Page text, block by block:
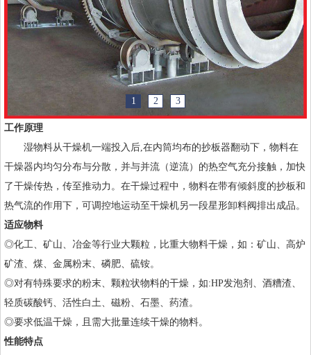
1 2 3
工作原理
湿物料从干燥机一端投入后,在内筒均布的抄板器翻动下，物料在
干燥器内均匀分布与分散，并与并流（逆流）的热空气充分接触，加快
了干燥传热，传至推动力。在干燥过程中，物料在带有倾斜度的抄板和
热气流的作用下，可调控地运动至干燥机另一段星形卸料阀排出成品。
适应物料
◎化工、矿山、冶金等行业大颗粒，比重大物料干燥，如：矿山、高炉
矿渣、煤、金属粉末、磷肥、硫铵。
◎对有特殊要求的粉末、颗粒状物料的干燥，如:HP发泡剂、酒糟渣、
轻质碳酸钙、活性白土、磁粉、石墨、药渣。
◎要求低温干燥，且需大批量连续干燥的物料。
性能特点